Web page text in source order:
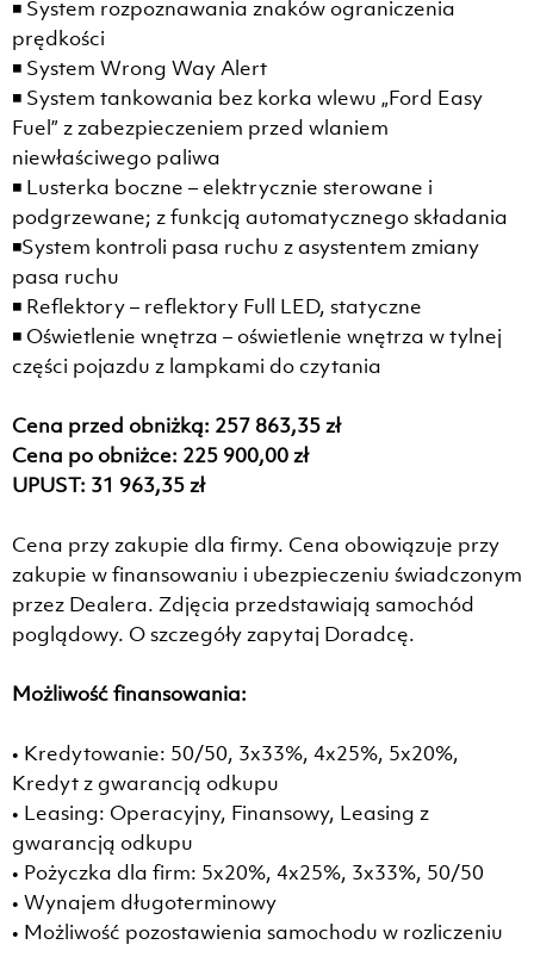
◾ System rozpoznawania znaków ograniczenia
prędkości
◾ System Wrong Way Alert
◾ System tankowania bez korka wlewu „Ford Easy
Fuel” z zabezpieczeniem przed wlaniem
niewłaściwego paliwa
◾ Lusterka boczne – elektrycznie sterowane i
podgrzewane; z funkcją automatycznego składania
◾System kontroli pasa ruchu z asystentem zmiany
pasa ruchu
◾ Reflektory – reflektory Full LED, statyczne
◾ Oświetlenie wnętrza – oświetlenie wnętrza w tylnej
części pojazdu z lampkami do czytania
Cena przed obniżką: 257 863,35 zł
Cena po obniżce: 225 900,00 zł
UPUST: 31 963,35 zł
Cena przy zakupie dla firmy. Cena obowiązuje przy
zakupie w finansowaniu i ubezpieczeniu świadczonym
przez Dealera. Zdjęcia przedstawiają samochód
poglądowy. O szczegóły zapytaj Doradcę.
Możliwość finansowania:
• Kredytowanie: 50/50, 3x33%, 4x25%, 5x20%,
Kredyt z gwarancją odkupu
• Leasing: Operacyjny, Finansowy, Leasing z
gwarancją odkupu
• Pożyczka dla firm: 5x20%, 4x25%, 3x33%, 50/50
• Wynajem długoterminowy
• Możliwość pozostawienia samochodu w rozliczeniu